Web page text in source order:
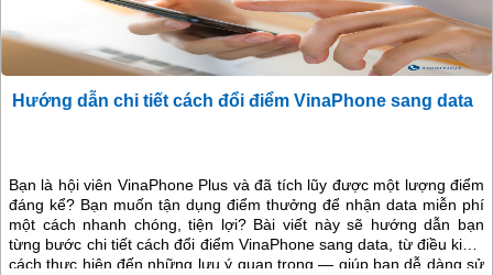
Hướng dẫn chi tiết cách đổi điểm VinaPhone sang data
Bạn là hội viên VinaPhone Plus và đã tích lũy được một lượng điểm
đáng kể? Bạn muốn tận dụng điểm thưởng để nhận data miễn phí
một cách nhanh chóng, tiện lợi? Bài viết này sẽ hướng dẫn bạn
từng bước chi tiết cách đổi điểm VinaPhone sang data, từ điều kiện,
cách thực hiện đến những lưu ý quan trọng — giúp bạn dễ dàng sử